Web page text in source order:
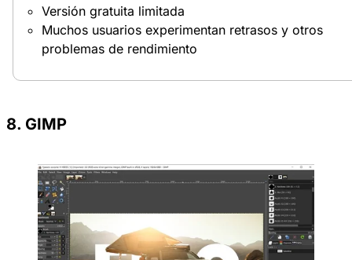
Versión gratuita limitada
Muchos usuarios experimentan retrasos y otros
problemas de rendimiento
8. GIMP